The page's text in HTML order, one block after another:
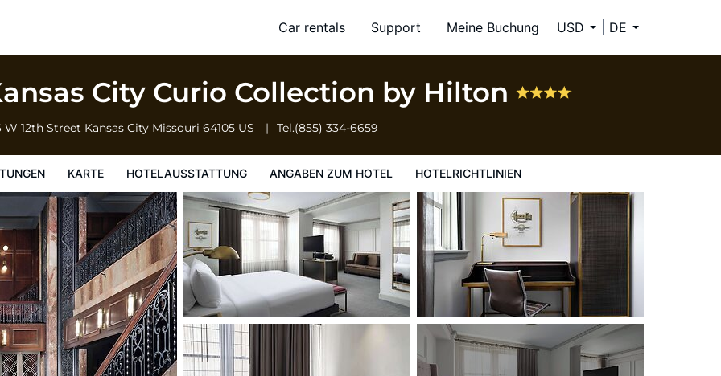
Car rentals Support Meine Buchung USD DE
City Curio Collection by Hilton
W 12th Street Kansas City Missouri 64105 US Tel.(855) 334-6659
KARTE HOTELAUSSTATTUNG ANGABEN ZUM HOTEL HOTELRICHTLINIEN
Hilton